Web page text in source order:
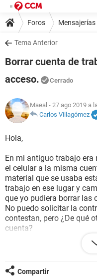
Foros Mensajerías
Tema Anterior
Borrar cuenta de
acceso.
Cerrado
Maeal - 27 ago 2019 a
Carlos Villagómez
Hola,
En mi antiguo trabajo era
el celular a la misma
material que se usaba
trabajo en ese lugar y
que yo pudiera borrar las
No puedo solicitar la
contestan, pero ¿De qué
cuenta?
Compartir